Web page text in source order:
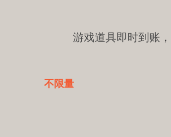
游戏道具即时到账
不限量